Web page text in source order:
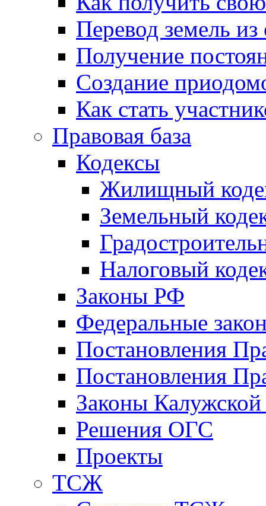
Перевод земель
Получение
Создание
Как стать
Правовая база
Кодексы
Жилищный
Земельный
Налоговый
Законы РФ
Федеральные
Постановления
Постановления
Законы Калужской
Решения ОГС
Проекты
ТСЖ